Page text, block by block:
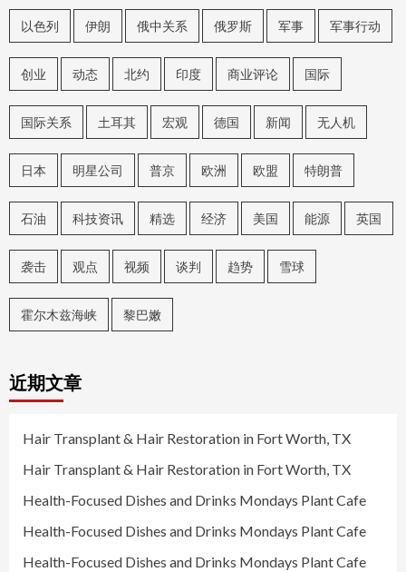
以色列 伊朗 俄中关系 俄罗斯 军事 军事行动
创业 动态 北约 印度 商业评论 国际
国际关系 土耳其 宏观 德国 新闻 无人机
日本 明星公司 普京 欧洲 欧盟 特朗普
石油 科技资讯 精选 经济 美国 能源 英国
袭击 观点 视频 谈判 趋势 雪球
霍尔木兹海峡 黎巴嫩
近期文章
Hair Transplant & Hair Restoration in Fort Worth, TX
Hair Transplant & Hair Restoration in Fort Worth, TX
Health-Focused Dishes and Drinks Mondays Plant Cafe
Health-Focused Dishes and Drinks Mondays Plant Cafe
Health-Focused Dishes and Drinks Mondays Plant Cafe